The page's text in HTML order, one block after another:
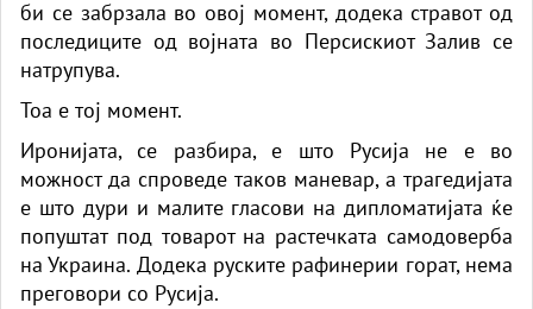
би се забрзала во овој момент, додека стравот од
последиците од војната во Персискиот Залив се
натрупува.
Тоа е тој момент.
Иронијата, се разбира, е што Русија не е во
можност да спроведе таков маневар, а трагедијата
е што дури и малите гласови на дипломатијата ќе
попуштат под товарот на растечката самодоверба
на Украина. Додека руските рафинерии горат, нема
преговори со Русија.